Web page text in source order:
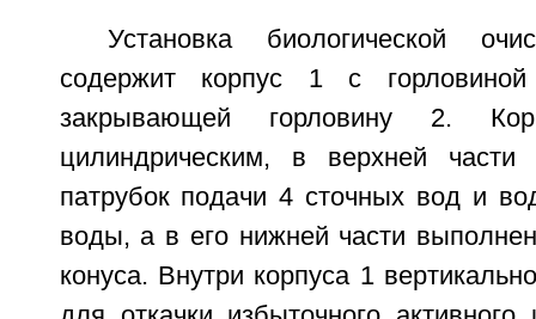
Установка биологической
содержит корпус 1 с
закрывающей горловину 2.
цилиндрическим, в верхней части
патрубок подачи 4 сточных вод и
воды, а в его нижней части
конуса. Внутри корпуса 1